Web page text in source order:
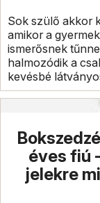
Sok szülő akkor
amikor a
ismerősnek
halmozódik a
kevésbé
éves fiú
jelekre